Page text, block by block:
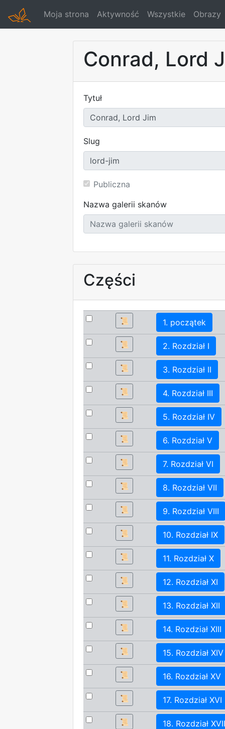
Moja strona Aktywność Wszystkie Obrazy
Conrad, Lord
Tytuł
Slug
Publiczna
Nazwa galerii skanów
Części
📜 1. początek
📜 2. Rozdział I
📜 3. Rozdział II
📜 4. Rozdział III
📜 5. Rozdział IV
📜 6. Rozdział V
📜 7. Rozdział VI
📜 8. Rozdział VII
📜 9. Rozdział VIII
📜 10. Rozdział IX
📜 11. Rozdział X
📜 12. Rozdział XI
📜 13. Rozdział XII
📜 14. Rozdział XIII
📜 15. Rozdział XIV
📜 16. Rozdział XV
📜 17. Rozdział XVI
📜 18. Rozdział XVII